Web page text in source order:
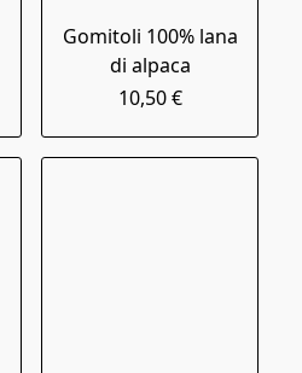
Gomitoli 100% lana
di alpaca
10,50 €